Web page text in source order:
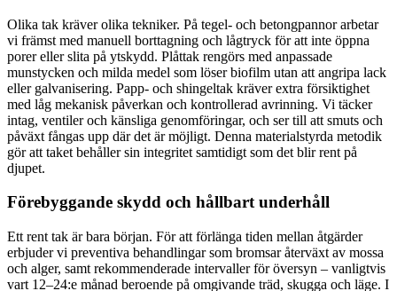
Olika tak kräver olika tekniker. På tegel- och betongpannor arbetar
vi främst med manuell borttagning och lågtryck för att inte öppna
porer eller slita på ytskydd. Plåttak rengörs med anpassade
munstycken och milda medel som löser biofilm utan att angripa lack
eller galvanisering. Papp- och shingeltak kräver extra försiktighet
med låg mekanisk påverkan och kontrollerad avrinning. Vi täcker
intag, ventiler och känsliga genomföringar, och ser till att smuts och
påväxt fångas upp där det är möjligt. Denna materialstyrda metodik
gör att taket behåller sin integritet samtidigt som det blir rent på
djupet.
Förebyggande skydd och hållbart underhåll
Ett rent tak är bara början. För att förlänga tiden mellan åtgärder
erbjuder vi preventiva behandlingar som bromsar återväxt av mossa
och alger, samt rekommenderade intervaller för översyn – vanligtvis
vart 12–24:e månad beroende på omgivande träd, skugga och läge. I